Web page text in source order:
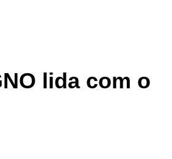
lida com o